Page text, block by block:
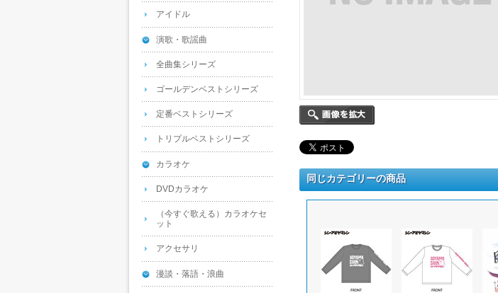
同じカテゴリーの商品
アイドル
演歌・歌謡曲
全曲集シリーズ
ゴールデンベストシリーズ
定番ベストシリーズ
トリプルベストシリーズ
カラオケ
DVDカラオケ
（今すぐ歌える）カラオケセ
ット
アクセサリ
漫談・落語・浪曲